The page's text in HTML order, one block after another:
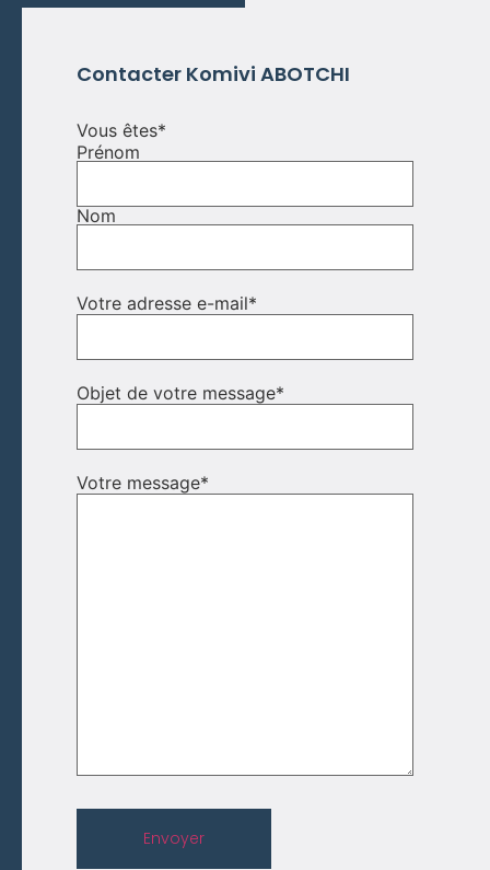
Contacter Komivi ABOTCHI
Vous êtes*
Prénom
Nom
Votre adresse e-mail*
Objet de votre message*
Votre message*
Envoyer